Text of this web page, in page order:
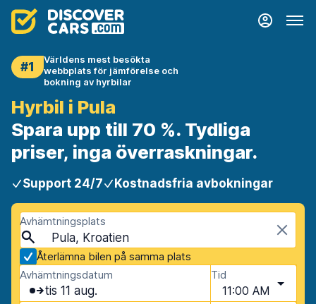
#1
Världens mest besökta
webbplats för jämförelse och
bokning av hyrbilar
Hyrbil i Pula
Spara upp till 70 %. Tydliga
priser, inga överraskningar.
Support 24/7 Kostnadsfria avbokningar
Avhämtningsplats
Pula, Kroatien
Återlämna bilen på samma plats
Avhämtningsdatum
tis 11 aug.
Tid
11:00 AM